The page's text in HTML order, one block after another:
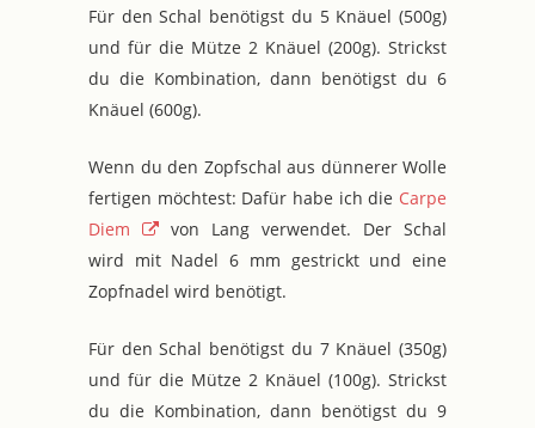
Für den Schal benötigst du 5 Knäuel (500g)
und für die Mütze 2 Knäuel (200g). Strickst
du die Kombination, dann benötigst du 6
Knäuel (600g).
Wenn du den Zopfschal aus dünnerer Wolle
fertigen möchtest: Dafür habe ich die Carpe
Diem
von Lang verwendet. Der Schal
wird mit Nadel 6 mm gestrickt und eine
Zopfnadel wird benötigt.
Für den Schal benötigst du 7 Knäuel (350g)
und für die Mütze 2 Knäuel (100g). Strickst
du die Kombination, dann benötigst du 9